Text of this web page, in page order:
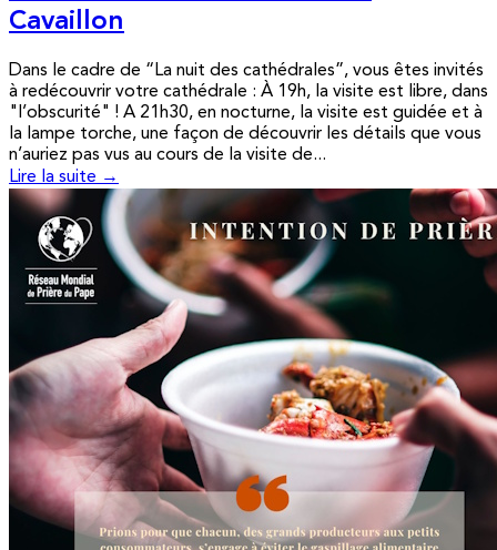
Cavaillon
Dans le cadre de “La nuit des cathédrales”, vous êtes invités
à redécouvrir votre cathédrale : À 19h, la visite est libre, dans
"l’obscurité" ! A 21h30, en nocturne, la visite est guidée et à
la lampe torche, une façon de découvrir les détails que vous
n’auriez pas vus au cours de la visite de...
Lire la suite →